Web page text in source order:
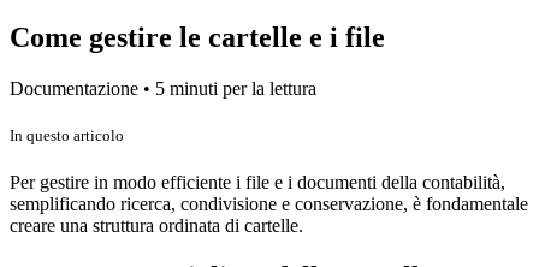
Come gestire le cartelle e i file
Documentazione • 5 minuti per la lettura
In questo articolo
Per gestire in modo efficiente i file e i documenti della contabilità,
semplificando ricerca, condivisione e conservazione, è fondamentale
creare una struttura ordinata di cartelle.